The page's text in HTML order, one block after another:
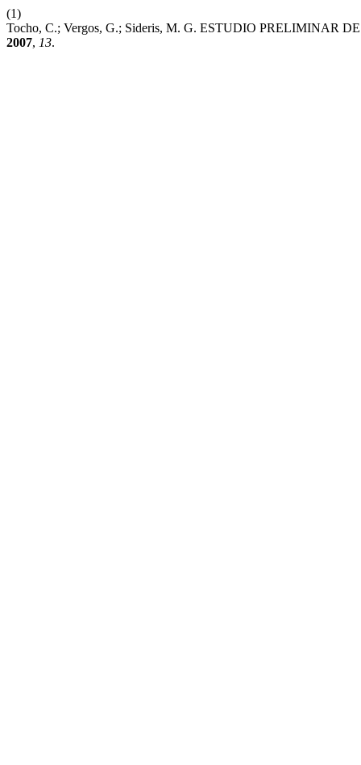
(1)
Tocho, C.; Vergos, G.; Sideris, M. G. ESTUDIO PRELIMINAR
2007, 13.